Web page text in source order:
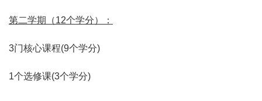
第二学期（12个学分）：
3门核心课程(9个学分)
1个选修课(3个学分)